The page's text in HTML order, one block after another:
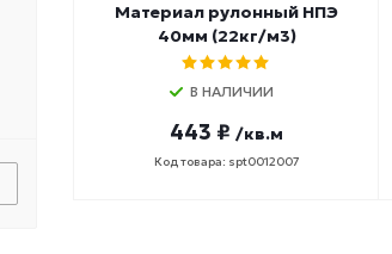
Материал рулонный НПЭ
40мм (22кг/м3)
В НАЛИЧИИ
443 ₽ /кв.м
Код товара: spt0012007